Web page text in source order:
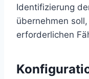
Identifizierung
übernehmen
erforderlichen